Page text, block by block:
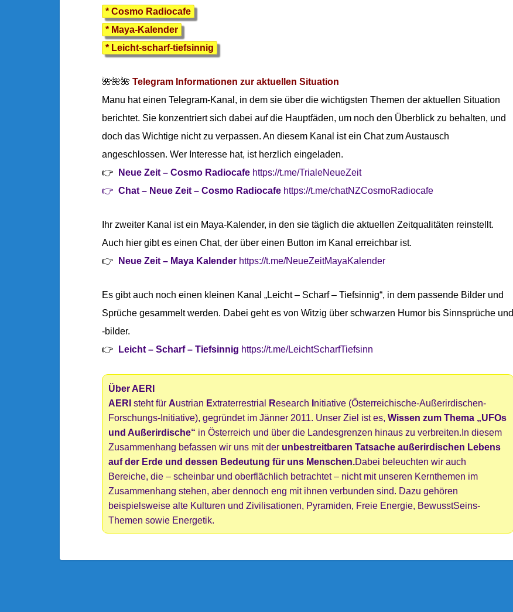
* Cosmo Radiocafe
* Maya-Kalender
* Leicht-scharf-tiefsinnig
🌺🌺🌺 Telegram Informationen zur aktuellen Situation
Manu hat einen Telegram-Kanal, in dem sie über die wichtigsten Themen der aktuellen Situation
berichtet. Sie konzentriert sich dabei auf die Hauptfäden, um noch den Überblick zu behalten, und
doch das Wichtige nicht zu verpassen. An diesem Kanal ist ein Chat zum Austausch
angeschlossen. Wer Interesse hat, ist herzlich eingeladen.
👉
Neue Zeit – Cosmo Radiocafe https://t.me/TrialeNeueZeit
👉 Chat – Neue Zeit – Cosmo Radiocafe https://t.me/chatNZCosmoRadiocafe
Ihr zweiter Kanal ist ein Maya-Kalender, in den sie täglich die aktuellen Zeitqualitäten reinstellt.
Auch hier gibt es einen Chat, der über einen Button im Kanal erreichbar ist.
👉
Neue Zeit – Maya Kalender https://t.me/NeueZeitMayaKalender
Es gibt auch noch einen kleinen Kanal „Leicht – Scharf – Tiefsinnig“, in dem passende Bilder und
Sprüche gesammelt werden. Dabei geht es von Witzig über schwarzen Humor bis Sinnsprüche und
-bilder.
👉
Leicht – Scharf – Tiefsinnig https://t.me/LeichtScharfTiefsinn
Über AERI
AERI steht für Austrian Extraterrestrial Research nitiative (Österreichische-Außerirdischen-
Forschungs-Initiative), gegründet im Jänner 2011. Unser Ziel ist es, Wissen zum Thema „UFOs
und Außerirdische“ in Österreich und über die Landesgrenzen hinaus zu verbreiten. In diesem
Zusammenhang befassen wir uns mit der unbestreitbaren Tatsache außerirdischen Lebens
auf der Erde und dessen Bedeutung für uns Menschen.Dabei beleuchten wir auch
Bereiche, die – scheinbar und oberflächlich betrachtet – nicht mit unseren Kernthemen im
Zusammenhang stehen, aber dennoch eng mit ihnen verbunden sind. Dazu gehören
beispielsweise alte Kulturen und Zivilisationen, Pyramiden, Freie Energie, BewusstSeins-
Themen sowie Energetik.